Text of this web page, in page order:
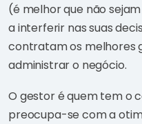
(é melhor que não
a interferir nas suas
contratam os melhores
administrar o negócio.
O gestor é quem tem o
preocupa-se com a